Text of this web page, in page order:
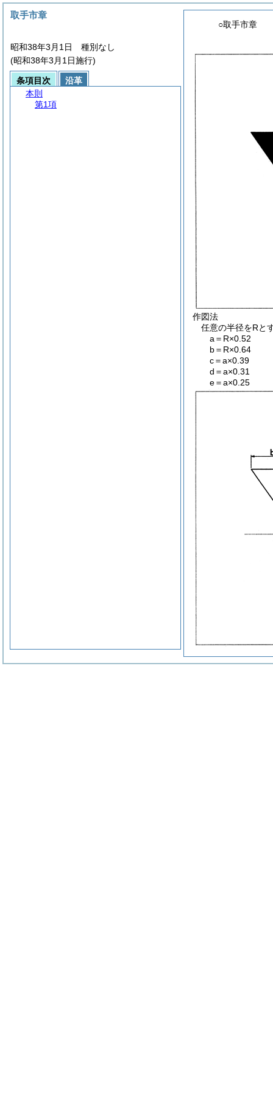
○取手市章
作図法
任意の半径をRと
a＝R×0.52
b＝R×0.64
c＝a×0.39
d＝a×0.31
e＝a×0.25
取手市章
昭和38年3月1日 種別なし
(昭和38年3月1日施行)
条項目次
沿革
本則
第1項